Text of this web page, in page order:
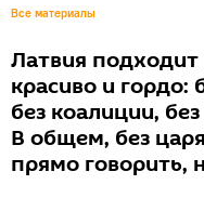
Все материалы
Латвия
красиво и гордо:
без коалиции,
В общем, без
прямо говорить,